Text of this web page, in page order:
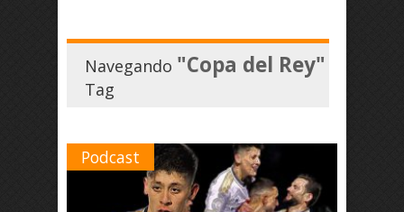
Navegando "Copa del Rey"
Tag
Podcast